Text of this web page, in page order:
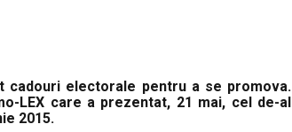
electorale pentru a se promova.
LEX care a prezentat, 21 mai, cel de-al
2015.